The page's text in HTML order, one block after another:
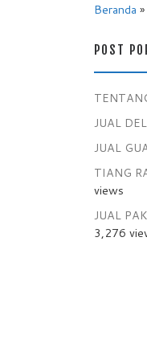
Beranda »
POST
JUAL
JUAL
TIANG
views
JUAL
3,276